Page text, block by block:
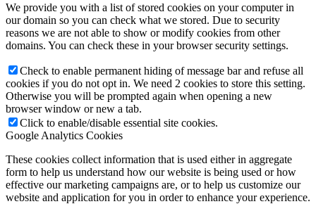
We provide you with a list of stored cookies on your computer in
our domain so you can check what we stored. Due to security
reasons we are not able to show or modify cookies from other
domains. You can check these in your browser security settings.
Check to enable permanent hiding of message bar and refuse all
cookies if you do not opt in. We need 2 cookies to store this setting.
Otherwise you will be prompted again when opening a new
browser window or new a tab.
Click to enable/disable essential site cookies.
Google Analytics Cookies
These cookies collect information that is used either in aggregate
form to help us understand how our website is being used or how
effective our marketing campaigns are, or to help us customize our
website and application for you in order to enhance your experience.